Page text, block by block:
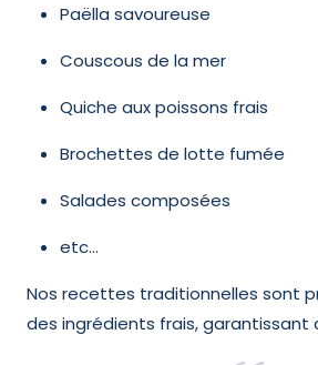
Paëlla savoureuse
Couscous de la mer
Quiche aux poissons frais
Brochettes de lotte fumée
Salades composées
etc…
Nos recettes traditionnelles sont
des ingrédients frais, garantissant